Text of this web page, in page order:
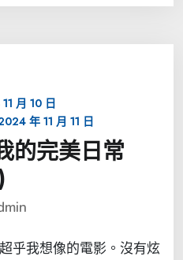
月 10 日
年 11 月 11 日
完美日常
乎我想像的電影。沒有炫